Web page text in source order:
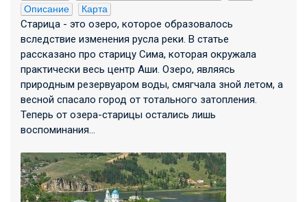
Описание
Карта
Старица - это озеро, которое образовалось
вследствие изменения русла реки. В статье
рассказано про старицу Сима, которая окружала
практически весь центр Аши. Озеро, являясь
природным резервуаром воды, смягчала зной летом, а
весной спасало город от тотального затопления.
Теперь от озера-старицы остались лишь
воспоминания...